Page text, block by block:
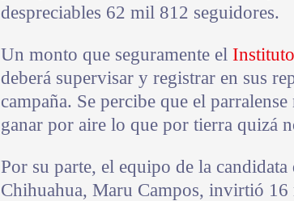
despreciables 62 mil 812 seguidores.
Un monto que seguramente el
deberá supervisar y registrar en sus
campaña. Se percibe que el
ganar por aire lo que por tierra quizá
Por su parte, el equipo de la
Chihuahua, Maru Campos, invirtió